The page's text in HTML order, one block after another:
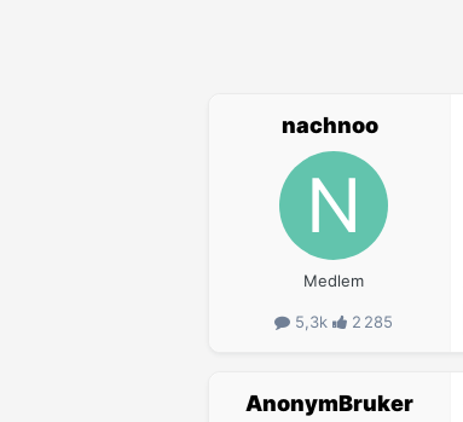
nachnoo
Medlem
5,3k 2 285
AnonymBruker